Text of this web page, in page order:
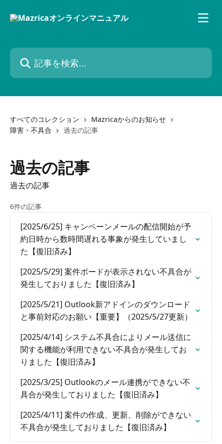
記事を検索...
すべてのコレクション
Mazricaからのお知らせ
障害・不具合
過去の記事
過去の記事
過去の記事
6件の記事
[2025/6/25] キャンペーンメールの配信開始が予
約日時から数時間遅れる事象が発生していまし
た【復旧済み】
[2025/5/29] 案件ボードが表示されない不具合が
発生しておりました【復旧済み】
[2025/5/21] Outlook新アドインのダウンロード
と事前対応のお願い【重要】（2025/5/27更新）
[2025/4/14] システム不具合によりメール送信に
関する機能が利用できない不具合が発生してお
りました【復旧済み】
[2025/3/25] Outlookのメール連携ができない不
具合が発生しておりました【復旧済み】
[2025/4/11] 案件の作成、更新、削除ができない
不具合が発生しておりました【復旧済み】